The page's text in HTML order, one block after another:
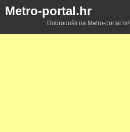
Metro-portal.hr
Dobrodošli na Metro-portal.hr!